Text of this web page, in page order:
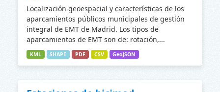
Localización geoespacial y características de los
aparcamientos públicos municipales de gestión
integral de EMT de Madrid. Los tipos de
aparcamientos de EMT son de: rotación,...
KML SHAPE PDF CSV GeoJSON